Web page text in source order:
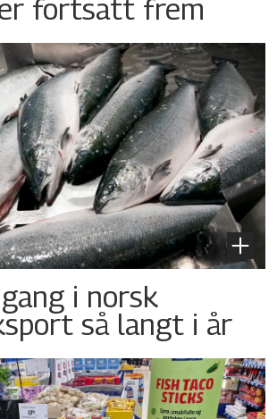
fortsatt frem
i norsk
så langt i år